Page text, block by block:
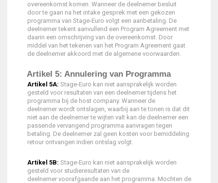
overeenkomst komen. Wanneer de deelnemer besluit
door te gaan na het intake gesprek met een gekozen
programma van Stage-Euro volgt een aanbetaling. De
deelnemer tekent aanvullend een Program Agreement met
daarin een omschrijving van de overeenkomst. Door
middel van het tekenen van het Program Agreement gaat
de deelnemer akkoord met de algemene voorwaarden.
Artikel 5: Annulering van Programma
Artikel 5A: Stage-Euro kan niet aansprakelijk worden
gesteld voor resultaten van een deelnemer tijdens het
programma bij de host company. Wanneer de
deelnemer wordt ontslagen, waarbij aan te tonen is dat dit
niet aan de deelnemer te wijten valt kan de deelnemer een
passende vervangend programma aanvragen tegen
betaling. De deelnemer zal geen kosten voor bemiddeling
retour ontvangen indien ontslag volgt.
Artikel 5B: Stage-Euro kan niet aansprakelijk worden
gesteld voor studieresultaten van de
deelnemer voorafgaande aan het programma. Mochten de